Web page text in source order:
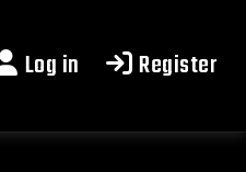
Log in Register